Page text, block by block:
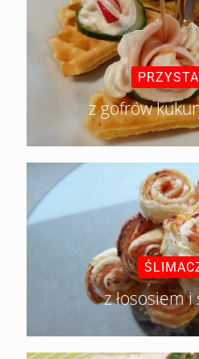
z gofrów
z łososiem